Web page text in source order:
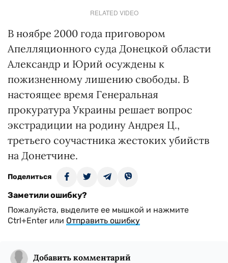
RELATED VIDEO
В ноябре 2000 года приговором
Апелляционного суда Донецкой области
Александр и Юрий осуждены к
пожизненному лишению свободы. В
настоящее время Генеральная
прокуратура Украины решает вопрос
экстрадиции на родину Андрея Ц.,
третьего соучастника жестоких убийств
на Донетчине.
Поделиться
Заметили ошибку?
Пожалуйста, выделите ее мышкой и нажмите
Ctrl+Enter или Отправить ошибку
Добавить комментарий